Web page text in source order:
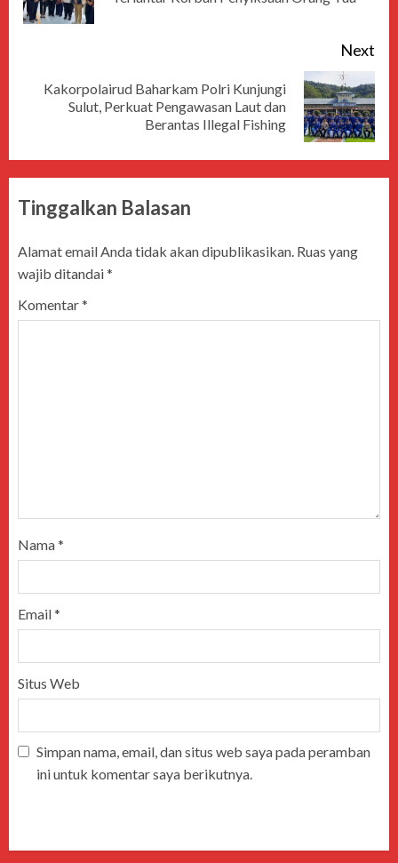
Next
Kakorpolairud Baharkam Polri Kunjungi
Sulut, Perkuat Pengawasan Laut dan
Berantas Illegal Fishing
Tinggalkan Balasan
Alamat email Anda tidak akan dipublikasikan. Ruas yang
wajib ditandai*
Komentar*
Nama*
Email*
Situs Web
Simpan nama, email, dan situs web saya pada peramban
ini untuk komentar saya berikutnya.